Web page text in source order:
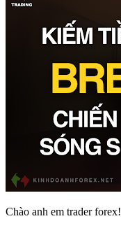
Chào anh em trader forex!